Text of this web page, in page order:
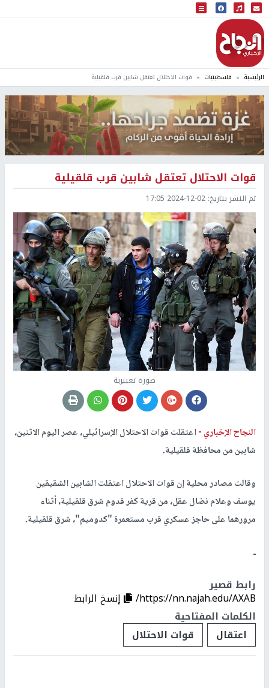
البث المباشر
إذاعة النجاح
الرئيسية فلسطينيات قوات الاحتلال تعتقل شابين قرب قلقيلية
قوات الاحتلال تعتقل شابين قرب قلقيلية
تم النشر بتاريخ: 2024-12-02 17:05
صورة تعبيرية
النجاح الإخباري -اعتقلت قوات الاحتلال الإسرائيلي، عصر اليوم الاثنين،
شابين من محافظة قلقيلية.
وقالت مصادر محلية إن قوات الاحتلال اعتقلت الشابين الشقيقين
يوسف وعلام نضال عقل، من قرية كفر قدوم شرق قلقيلية، أثناء
مرورهما على حاجز عسكري قرب مستعمرة "كدوميم"، شرق قلقيلية.
ـ
رابط قصير
https://nn.najah.edu/AXAB/
إنسخ الرابط
الكلمات المفتاحية
اعتقال
قوات الاحتلال